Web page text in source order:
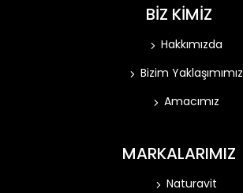
BİZ KİMİZ
Hakkımızda
Bizim Yaklaşımımız
Amacımız
MARKALARIMIZ
Naturavit